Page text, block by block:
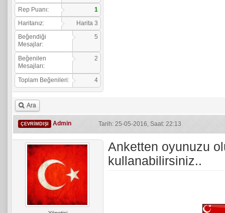
Rep Puanı:
1
Haritanız:
Harita 3
Beğendiği
Mesajlar:
5
Beğenilen
Mesajları:
2
Toplam Beğenileri: 4
Ara
ÇEVRIMDIŞI Admin Tarih: 25-05-2016, Saat: 22:13
Anketten oyunuzu
kullanabilirsiniz..